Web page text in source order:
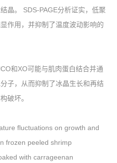
晶。 SDS-PAGE分析证实，低聚
作用，并抑制了温度波动影响的
和XO可能与肌肉蛋白结合并通
子，从而抑制了冰晶生长和再结
破坏。
fluctuations on growth and
frozen peeled shrimp
with carrageenan